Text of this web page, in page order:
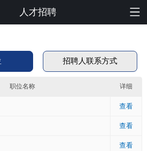
团有限公司
人才招聘
招聘人联系方式
职位名称 详细
查看
查看
查看